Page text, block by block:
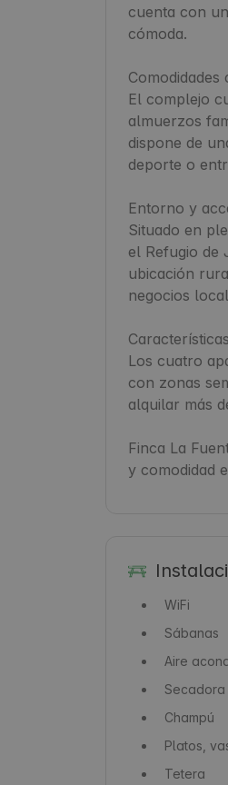
cuenta con
cómoda.
Comodidades
El complejo
almuerzos
dispone de
deporte o
Entorno y
Situado en
el Refugio de
ubicación
negocios
Los cuatro
con zonas
alquilar más
Finca La
y comodidad
WiFi
Sábanas
Aire
Secadora
Champú
Platos,
Tetera